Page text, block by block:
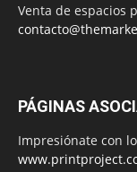
Venta de espacios
PÁGINAS
Impresiónate con